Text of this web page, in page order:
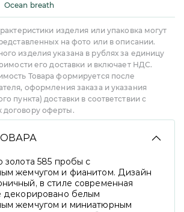
Ocean breath
изделия или упаковка могут
на фото или в описании.
изделия указана в рублях за единицу
его доставки и включает НДС.
Товара формируется после
оформления заказа и указания
пункта) доставки в соответствии с
оферты.
золота 585 пробы с
жемчугом и фианитом. Дизайн
в стиле современная
декорировано белым
жемчугом и миниатюрным